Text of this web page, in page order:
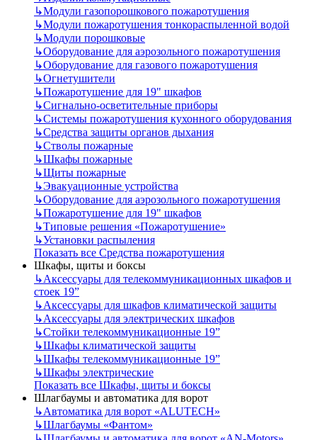
↳Модули газопорошкового пожаротушения
↳Модули пожаротушения тонкораспыленной водой
↳Модули порошковые
↳Оборудование для аэрозольного пожаротушения
↳Оборудование для газового пожаротушения
↳Огнетушители
↳Пожаротушение для 19" шкафов
↳Сигнально-осветительные приборы
↳Системы пожаротушения кухонного оборудования
↳Средства защиты органов дыхания
↳Стволы пожарные
↳Шкафы пожарные
↳Щиты пожарные
↳Эвакуационные устройства
↳Оборудование для аэрозольного пожаротушения
↳Пожаротушение для 19" шкафов
↳Типовые решения «Пожаротушение»
↳Установки распыления
Показать все Средства пожаротушения
Шкафы, щиты и боксы
↳Аксессуары для телекоммуникационных шкафов и
стоек 19”
↳Аксессуары для шкафов климатической защиты
↳Аксессуары для электрических шкафов
↳Стойки телекоммуникационные 19”
↳Шкафы климатической защиты
↳Шкафы телекоммуникационные 19”
↳Шкафы электрические
Показать все Шкафы, щиты и боксы
Шлагбаумы и автоматика для ворот
↳Автоматика для ворот «ALUTECH»
↳Шлагбаумы «Фантом»